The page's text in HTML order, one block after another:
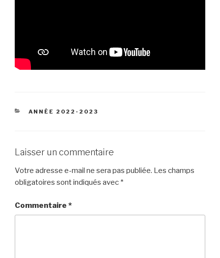
CATÉGORIES
ANNÉE 2022-2023
Laisser un commentaire
Votre adresse e-mail ne sera pas publiée. Les champs
obligatoires sont indiqués avec *
Commentaire *